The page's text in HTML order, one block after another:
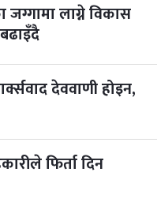
जग्गामा लाग्ने विकास
देववाणी होइन,
फिर्ता दिन